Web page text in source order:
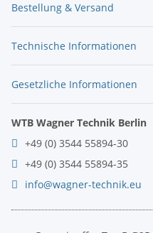
Bestellung & Versand
Technische Informationen
Gesetzliche Informationen
WTB Wagner Technik Berlin
+49 (0) 3544 55894-30
+49 (0) 3544 55894-35
info@wagner-technik.eu